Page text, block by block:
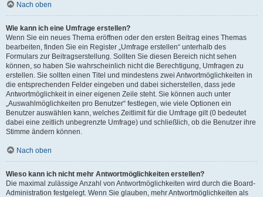
Nach oben
Wie kann ich eine Umfrage erstellen?
Wenn Sie ein neues Thema eröffnen oder den ersten Beitrag eines Themas
bearbeiten, finden Sie ein Register „Umfrage erstellen“ unterhalb des
Formulars zur Beitragserstellung. Sollten Sie diesen Bereich nicht sehen
können, so haben Sie wahrscheinlich nicht die Berechtigung, Umfragen zu
erstellen. Sie sollten einen Titel und mindestens zwei Antwortmöglichkeiten in
die entsprechenden Felder eingeben und dabei sicherstellen, dass jede
Antwortmöglichkeit in einer eigenen Zeile steht. Sie können auch unter
„Auswahlmöglichkeiten pro Benutzer“ festlegen, wie viele Optionen ein
Benutzer auswählen kann, welches Zeitlimit für die Umfrage gilt (0 bedeutet
dabei eine zeitlich unbegrenzte Umfrage) und schließlich, ob die Benutzer ihre
Stimme ändern können.
Nach oben
Wieso kann ich nicht mehr Antwortmöglichkeiten erstellen?
Die maximal zulässige Anzahl von Antwortmöglichkeiten wird durch die Board-
Administration festgelegt. Wenn Sie glauben, mehr Antwortmöglichkeiten als